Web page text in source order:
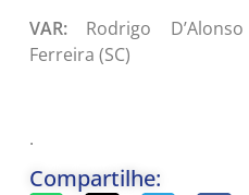
VAR: Rodrigo D’Alonso
Ferreira (SC)
.
Compartilhe: